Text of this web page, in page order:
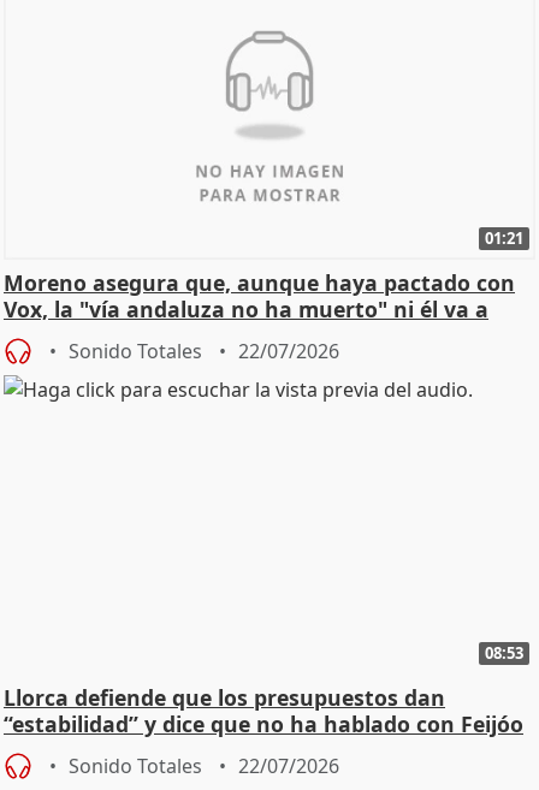
01:21
Moreno asegura que, aunque haya pactado con
Vox, la "vía andaluza no ha muerto" ni él va a
"cambiar"
Sonido Totales 22/07/2026
08:53
Llorca defiende que los presupuestos dan
“estabilidad” y dice que no ha hablado con Feijóo
Sonido Totales 22/07/2026